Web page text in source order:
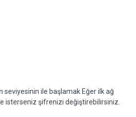
ile başlamak Eğer ilk ağ
isterseniz şifrenizi değiştirebilirsiniz.